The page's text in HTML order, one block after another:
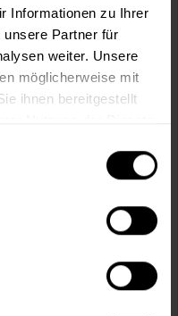
Informationen zu Ihrer
unsere Partner für
weiter. Unsere
möglicherweise mit
ihnen bereitgestellt
Warenkorb
Menge kaufen